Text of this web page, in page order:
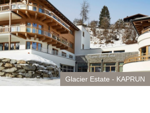
Glacier Estate - KAPRUN